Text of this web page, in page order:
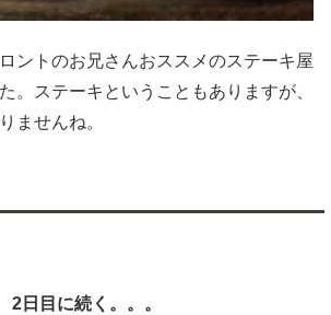
ントのお兄さんおススメのステーキ屋
。ステーキということもありますが、
ませんね。
2日目に続く。。。